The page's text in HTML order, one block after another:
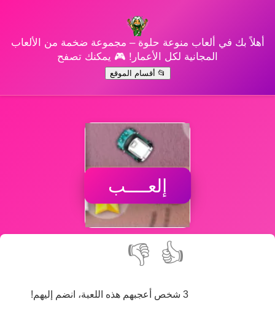
أهلاً بك في ألعاب منوعة حلوة – مجموعة ضخمة من الألعاب
المجانية لكل الأعمار! 🎮 يمكنك تصفح
📂 أقسام الموقع
إلعــــب
👍
👎
3 شخص أعجبهم هذه اللعبة، انضم إليهم!